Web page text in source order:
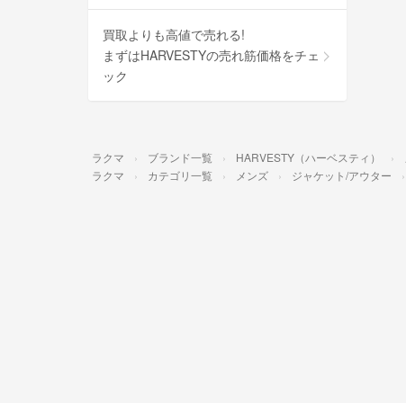
買取よりも高値で売れる!
まずはHARVESTYの売れ筋価格をチェ
ック
ラクマ ブランド一覧 HARVESTY（ハーベスティ）
ラクマ カテゴリ一覧 メンズ ジャケット/アウター